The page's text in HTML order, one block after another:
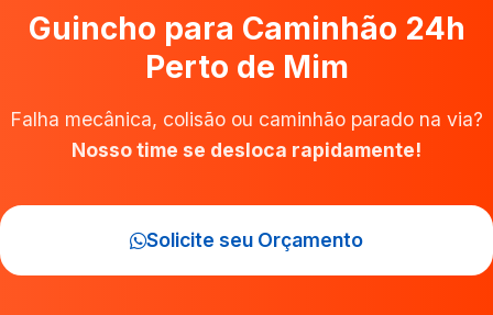
Guincho para Caminhão 24h
Perto de Mim
Falha mecânica, colisão ou caminhão parado na via?
Nosso time se desloca rapidamente!
Solicite seu Orçamento